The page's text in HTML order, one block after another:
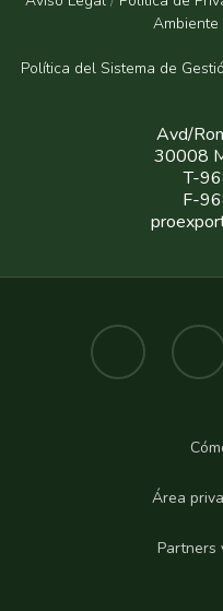
Ambiente
Política del Sistema de
Avd/
30008
T-
F-
Área
Partners